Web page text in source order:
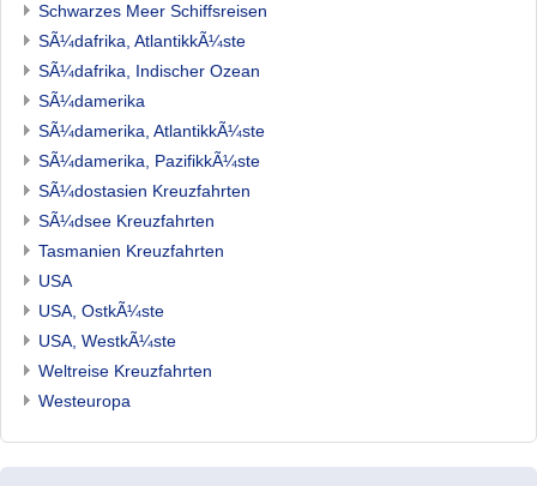
Schwarzes Meer Schiffsreisen
SÃ¼dafrika, AtlantikkÃ¼ste
SÃ¼dafrika, Indischer Ozean
SÃ¼damerika
SÃ¼damerika, AtlantikkÃ¼ste
SÃ¼damerika, PazifikkÃ¼ste
SÃ¼dostasien Kreuzfahrten
SÃ¼dsee Kreuzfahrten
Tasmanien Kreuzfahrten
USA
USA, OstkÃ¼ste
USA, WestkÃ¼ste
Weltreise Kreuzfahrten
Westeuropa